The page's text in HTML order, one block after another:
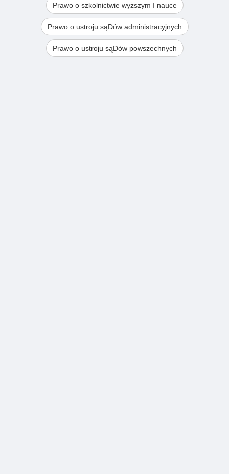
Prawo o szkolnictwie wyższym I nauce
Prawo o ustroju sąDów administracyjnych
Prawo o ustroju sąDów powszechnych